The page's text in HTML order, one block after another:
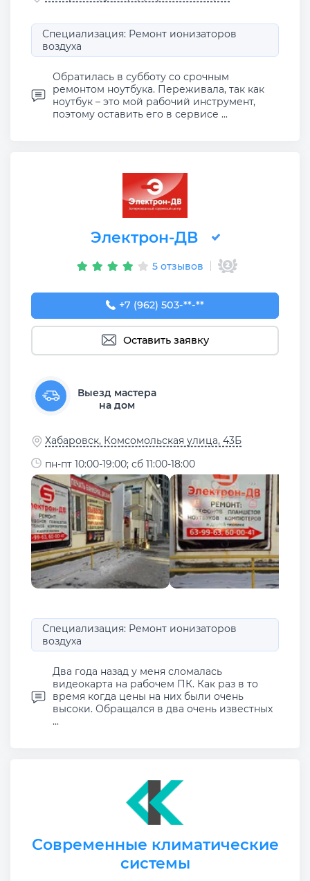
Специализация: Ремонт ионизаторов
воздуха
Обратилась в субботу со срочным
ремонтом ноутбука. Переживала, так как
ноутбук – это мой рабочий инструмент,
поэтому оставить его в сервисе ...
Электрон-ДВ
5 отзывов
+7 (962) 503-99-63
+7 (962) 503-**-**
Оставить заявку
Выезд мастера
на дом
Хабаровск, Комсомольская улица, 43Б
пн-пт 10:00-19:00; сб 11:00-18:00
Специализация: Ремонт ионизаторов
воздуха
Два года назад у меня сломалась
видеокарта на рабочем ПК. Как раз в то
время когда цены на них были очень
высоки. Обращался в два очень известных
...
Современные климатические
системы